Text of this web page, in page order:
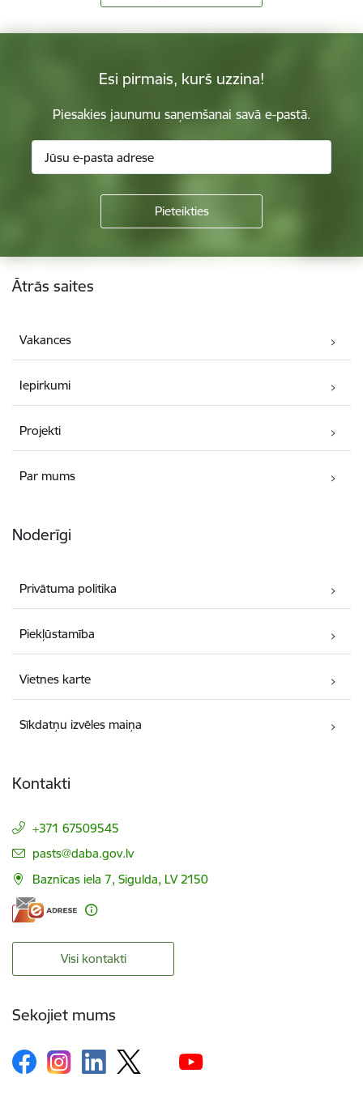
Esi pirmais, kurš uzzina!
Piesakies jaunumu saņemšanai savā e-pastā.
Kājene
Ātrās saites
Vakances
Iepirkumi
Projekti
Par mums
Noderīgi
Privātuma politika
Piekļūstamība
Vietnes karte
Sīkdatņu izvēles maiņa
Kontakti
+371 67509545
E-pasts:
pasts@daba.gov.lv
Baznīcas iela 7, Sigulda, LV 2150
Visi kontakti
Sekojiet mums